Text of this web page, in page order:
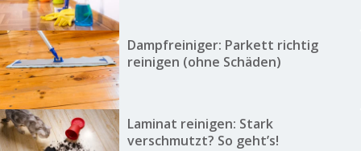
Dampfreiniger: Parkett richtig
reinigen (ohne Schäden)
Laminat reinigen: Stark
verschmutzt? So geht’s!